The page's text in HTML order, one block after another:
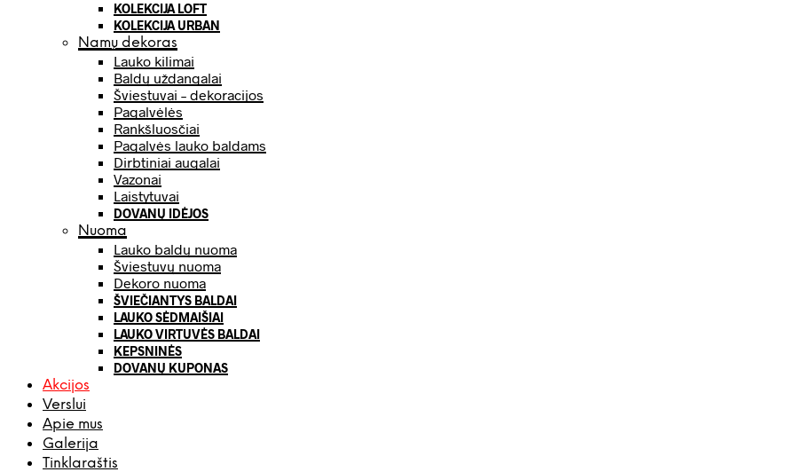
KOLEKCIJA LOFT
KOLEKCIJA URBAN
Namų dekoras
Lauko kilimai
Baldų uždangalai
Šviestuvai – dekoracijos
Pagalvėlės
Rankšluosčiai
Pagalvės lauko baldams
Dirbtiniai augalai
Vazonai
Laistytuvai
DOVANŲ IDĖJOS
Nuoma
Lauko baldų nuoma
Šviestuvų nuoma
Dekoro nuoma
ŠVIEČIANTYS BALDAI
LAUKO SĖDMAIŠIAI
LAUKO VIRTUVĖS BALDAI
KEPSNINĖS
DOVANŲ KUPONAS
Akcijos
Verslui
Apie mus
Galerija
Tinklaraštis